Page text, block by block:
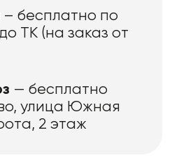
– бесплатно по
ТК (на заказ от
— бесплатно
улица Южная
2 этаж